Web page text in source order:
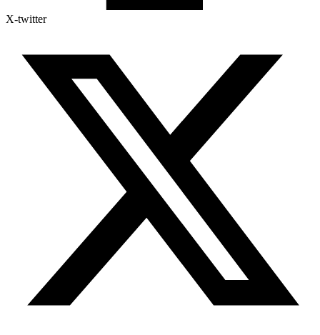
X-twitter